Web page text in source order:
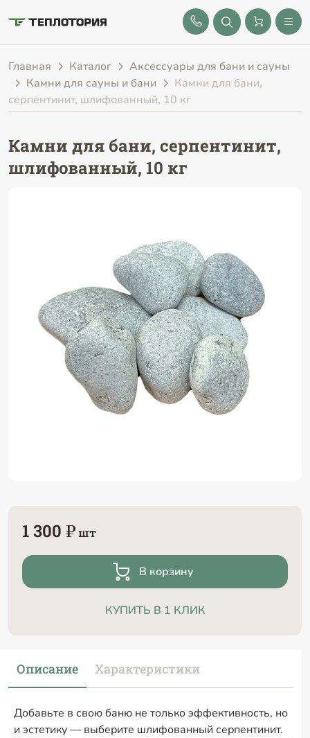
8 (843) 212-25-32
Главная Каталог
Аксессуары для бани и сауны
Камни для сауны и бани
Камни для бани,
серпентинит, шлифованный, 10 кг
Камни для бани, серпентинит,
шлифованный, 10 кг
1 300 ₽шт
В корзину
КУПИТЬ В 1 КЛИК
Описание Характеристики
Добавьте в свою баню не только эффективность, но
и эстетику — выберите шлифованный серпентинит.